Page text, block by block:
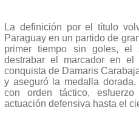
La definición por el título
Paraguay en un partido de
primer tiempo sin goles, el
destrabar el marcador en el
conquista de Damaris
y aseguró la medalla
con orden táctico,
actuación defensiva hasta el